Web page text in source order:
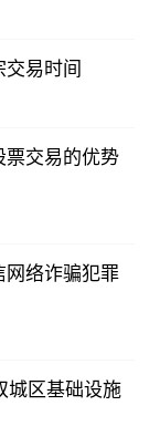
易时间
票交易的优势
网络诈骗犯罪
城区基础设施